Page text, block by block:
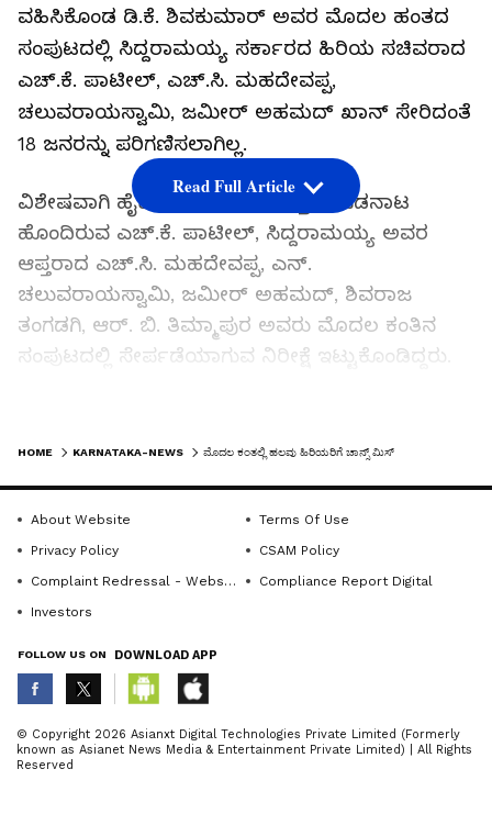
ವಹಿಸಿಕೊಂಡ ಡಿ.ಕೆ. ಶಿವಕುಮಾರ್‌ ಅವರ ಮೊದಲ ಹಂತದ
ಸಂಪುಟದಲ್ಲಿ ಸಿದ್ದರಾಮಯ್ಯ ಸರ್ಕಾರದ ಹಿರಿಯ ಸಚಿವರಾದ
ಎಚ್‌.ಕೆ. ಪಾಟೀಲ್‌, ಎಚ್‌.ಸಿ. ಮಹದೇವಪ್ಪ,
ಚಲುವರಾಯಸ್ವಾಮಿ, ಜಮೀರ್‌ ಅಹಮದ್‌ ಖಾನ್‌ ಸೇರಿದಂತೆ
18 ಜನರನ್ನು ಪರಿಗಣಿಸಲಾಗಿಲ್ಲ.
ವಿಶೇಷವಾಗಿ ಹೈಕಮಾಂಡ್‌ ಜೊತೆ ಉತ್ತಮ ಒಡನಾಟ
ಹೊಂದಿರುವ ಎಚ್.ಕೆ. ಪಾಟೀಲ್, ಸಿದ್ದರಾಮಯ್ಯ ಅವರ
ಆಪ್ತರಾದ ಎಚ್‌.ಸಿ. ಮಹದೇವಪ್ಪ, ಎನ್‌.
ಚಲುವರಾಯಸ್ವಾಮಿ, ಜಮೀರ್‌ ಅಹಮದ್‌, ಶಿವರಾಜ
ತಂಗಡಗಿ, ಆರ್‌. ಬಿ. ತಿಮ್ಮಾಪುರ ಅವರು ಮೊದಲ ಕಂತಿನ
ಸಂಪುಟದಲ್ಲಿ ಸೇರ್ಪಡೆಯಾಗುವ ನಿರೀಕ್ಷೆ ಇಟ್ಟುಕೊಂಡಿದ್ದರು.
ಸಹ ಉಳಿದ ಅವಧಿಗೆ ತಮ್ಮನ್ನು ಪರಿಗಣಿಸಬಹುದೆಂದು ನಿರೀಕ್ಷೆ
-ಎಚ್‌.ಕೆ. ಪಾಟೀಲ್‌
-ಎಚ್‌.ಸಿ. ಮಹದೇವಪ್ಪ
-ಶಿವಾನಂದ ಪಾಟೀಲ್‌
Read Full Article
ABOUT THE AUTHOR
K KannadaprabhaNewsNetwork
HOME KARNATAKA-NEWS ಮೊದಲ ಕಂತಲ್ಲಿ ಹಲವು ಹಿರಿಯರಿಗೆ ಚಾನ್ಸ್‌ ಮಿಸ್‌
About Website
Terms Of Use
Privacy Policy
CSAM Policy
Complaint Redressal - Website
Compliance Report Digital
Investors
FOLLOW US ON DOWNLOAD APP
© Copyright 2026 Asianxt Digital Technologies Private Limited (Formerly
known as Asianet News Media & Entertainment Private Limited) | All Rights
Reserved